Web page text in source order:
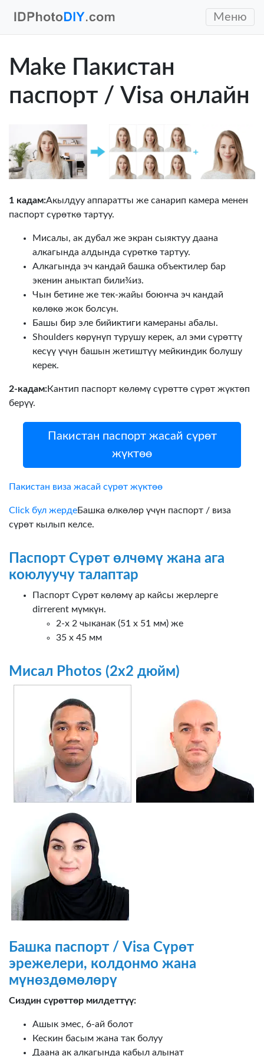
Меню
Make Пакистан
паспорт / Visa онлайн
1 кадам:Акылдуу аппаратты же санарип камера менен
паспорт сүрөткө тартуу.
Мисалы, ак дубал же экран сыяктуу даана
алкагында алдында сүрөткө тартуу.
Алкагында эч кандай башка объектилер бар
экенин аныктап били¾из.
Чын бетине же тек-жайы боюнча эч кандай
көлөкө жок болсун.
Башы бир эле бийиктиги камераны абалы.
Shoulders көрүнүп турушу керек, ал эми сүрөттү
кесүү үчүн башын жетиштүү мейкиндик болушу
керек.
2-кадам:Кантип паспорт көлөмү сүрөттө сүрөт жүктөп
берүү.
Пакистан паспорт жасай сүрөт
жүктөө
Пакистан виза жасай сүрөт жүктөө
Click бул жердеБашка өлкөлөр үчүн паспорт / виза
сүрөт кылып келсе.
Паспорт Сүрөт өлчөмү жана ага
коюлуучу талаптар
Паспорт Сүрөт көлөмү ар кайсы жерлерге
dirrerent мүмкүн.
2-х 2 чыканак (51 х 51 мм) же
35 х 45 мм
Мисал Photos (2х2 дюйм)
Башка паспорт / Visa Сүрөт
эрежелери, колдонмо жана
мүнөздөмөлөрү
Сиздин сүрөттөр милдеттүү:
Ашык эмес, 6-ай болот
Кескин басым жана так болуу
Даана ак алкагында кабыл алынат